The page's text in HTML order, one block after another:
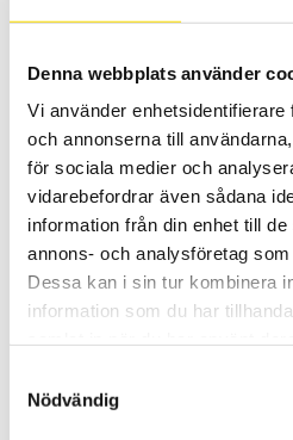
Denna webbplats använder
Vi använder
och annonserna till
för sociala medier och
vidarebefordrar även sådana
information från din enhet till
annons- och analysföretag
Dessa kan i sin tur kombinera
information som du har
Nödvändig
KERN Referensplattor
Referensplattor
1,025.00kr